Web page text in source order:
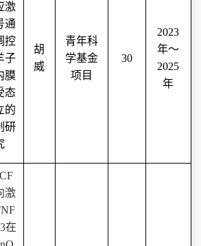
激
通
控
子
膜
态
的
研
胡
威
青年科
学基金
项目
30
2023
年～
2025
年
激
在